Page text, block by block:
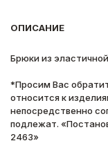
ОПИСАНИЕ
Брюки из
*Просим Вас
относится к
непосредственно
подлежат.
2463»